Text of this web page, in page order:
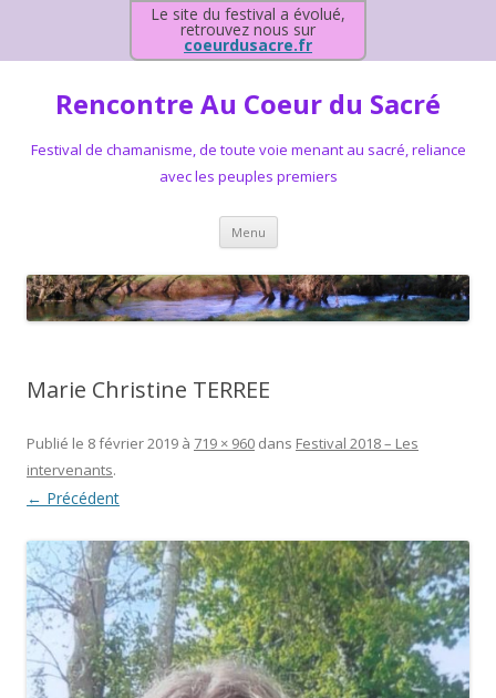
Le site du festival a évolué,
retrouvez nous sur
coeurdusacre.fr
Rencontre Au Coeur du Sacré
Festival de chamanisme, de toute voie menant au sacré, reliance
avec les peuples premiers
Menu Aller au contenu principal
Marie Christine TERREE
Publié le 8 février 2019 à 719 × 960 dans Festival 2018 – Les
intervenants.
← Précédent